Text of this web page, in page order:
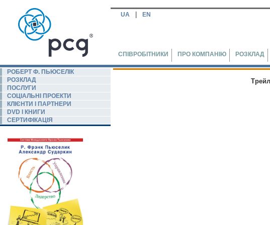
UA EN
СПІВРОБІТНИКИ ПРО КОМПАНІЮ РОЗКЛАД
РОБЕРТ Ф. ПЬЮСЕЛIК
РОЗКЛАД
ПОСЛУГИ
СОЦІАЛЬНІ ПРОЕКТИ
КЛІЄНТИ І ПАРТНЕРИ
DVD І КНИГИ
СЕРТИФІКАЦІЯ